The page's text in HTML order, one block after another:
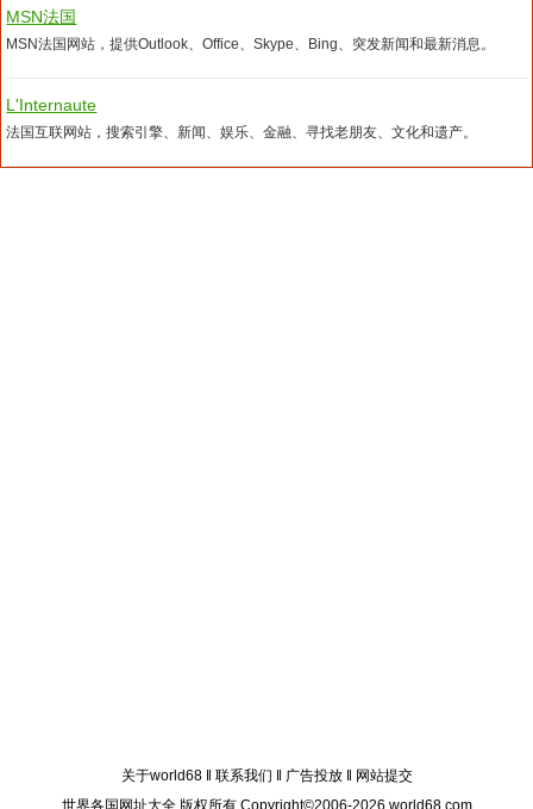
MSN法国
MSN法国网站，提供Outlook、Office、Skype、Bing、突发新闻和最新消息。
L'Internaute
法国互联网站，搜索引擎、新闻、娱乐、金融、寻找老朋友、文化和遗产。
关于world68‖ 联系我们 广告投放‖
网站提交